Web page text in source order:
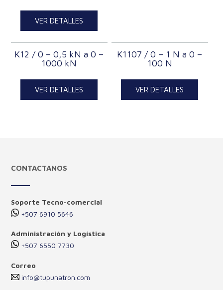
VER DETALLES
K12 / 0 – 0,5 kN a 0 –
1000 kN
VER DETALLES
K1107 / 0 – 1 N a 0 –
100 N
VER DETALLES
CONTACTANOS
Soporte Tecno-comercial
+507 6910 5646
Administración y Logística
+507 6550 7730
Correo
info@tupunatron.com